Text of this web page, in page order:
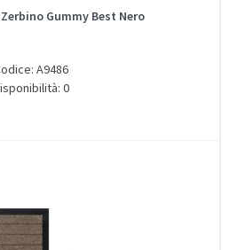
Gummy Best Nero
A9486
0